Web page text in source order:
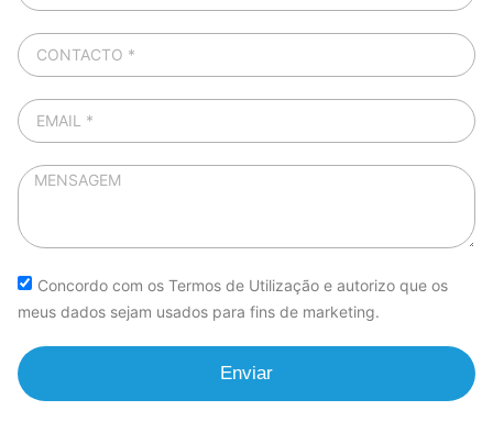
Concordo com os Termos de Utilização e autorizo que os
meus dados sejam usados para fins de marketing.
Enviar